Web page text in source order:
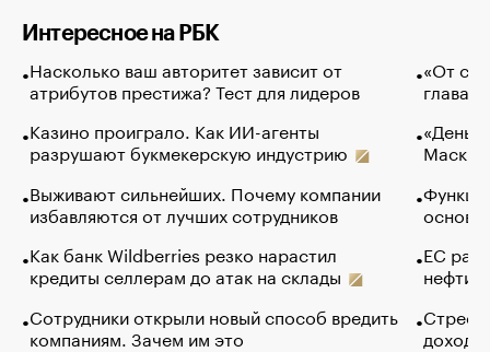
Интересное на РБК
Насколько ваш авторитет зависит от
атрибутов престижа? Тест для лидеров
Казино проиграло. Как ИИ-агенты
разрушают букмекерскую индустрию
Выживают сильнейших. Почему компании
избавляются от лучших сотрудников
Как банк Wildberries резко нарастил
кредиты селлерам до атак на склады
Сотрудники открыли новый способ вредить
компаниям. Зачем им это
«От
глава
Маск в
основ
ЕС
нефти